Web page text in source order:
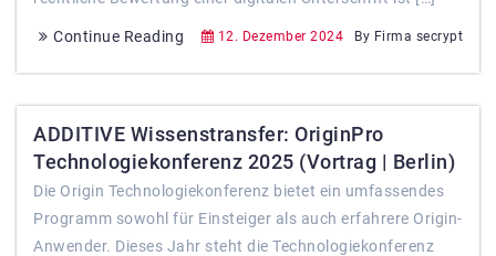
Continue Reading 12. Dezember 2024 By Firma secrypt
ADDITIVE Wissenstransfer: OriginPro
Technologiekonferenz 2025 (Vortrag | Berlin)
Die Origin Technologiekonferenz bietet ein umfassendes
Programm sowohl für Einsteiger als auch erfahrere Origin-
Anwender. Dieses Jahr steht die Technologiekonferenz